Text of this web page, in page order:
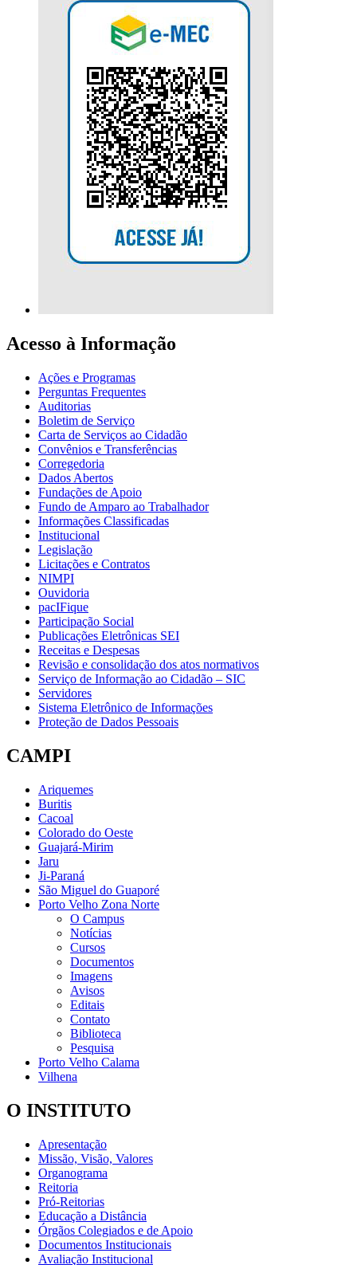
Acesso à Informação
Ações e Programas
Perguntas Frequentes
Auditorias
Boletim de Serviço
Carta de Serviços ao Cidadão
Convênios e Transferências
Corregedoria
Dados Abertos
Fundações de Apoio
Fundo de Amparo ao Trabalhador
Informações Classificadas
Institucional
Legislação
Licitações e Contratos
NIMPI
Ouvidoria
pacIFique
Participação Social
Publicações Eletrônicas SEI
Receitas e Despesas
Revisão e consolidação dos atos normativos
Serviço de Informação ao Cidadão – SIC
Servidores
Sistema Eletrônico de Informações
Proteção de Dados Pessoais
CAMPI
Ariquemes
Buritis
Cacoal
Colorado do Oeste
Guajará-Mirim
Jaru
Ji-Paraná
São Miguel do Guaporé
Porto Velho Zona Norte
O Campus
Notícias
Cursos
Documentos
Imagens
Avisos
Editais
Contato
Biblioteca
Pesquisa
Porto Velho Calama
Vilhena
O INSTITUTO
Apresentação
Missão, Visão, Valores
Organograma
Reitoria
Pró-Reitorias
Educação a Distância
Órgãos Colegiados e de Apoio
Documentos Institucionais
Avaliação Institucional